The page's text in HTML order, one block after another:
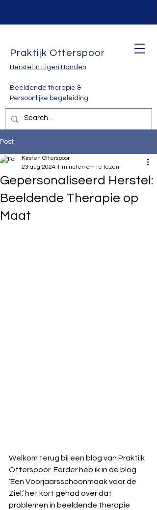
Praktijk Otterspoor
Herstel In Eigen Handen
Beeldende therapie &
Persoonlijke begeleiding
Post
Gepersonaliseerd Herstel:
Beeldende Therapie op
Maat
Kirsten Otterspoor
23 aug 2024 1 minuten om te lezen
Welkom terug bij een blog van Praktijk
Otterspoor. Eerder heb ik in de blog
‘Een Voorjaarsschoonmaak voor de
Ziel.’ het kort gehad over dat
problemen in beeldende therapie